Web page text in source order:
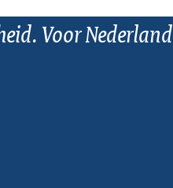
Voor Nederland